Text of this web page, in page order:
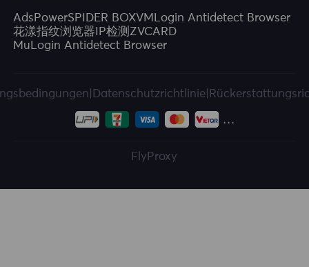
AdsPowerSPIDER BOXVMLogin Antidetect Browser
花漾指纹浏览器 IP检测 ZVCARD
MuLogin Antidetect Browser
FlyProxy
Datenschutzrichtlinie|